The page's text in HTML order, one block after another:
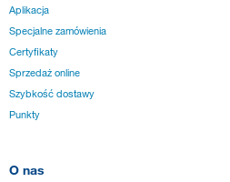
Aplikacja
Specjalne zamówienia
Certyfikaty
Sprzedaż online
Szybkość dostawy
Punkty
O nas